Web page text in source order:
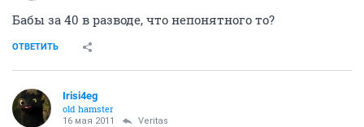
Бабы за 40 в разводе, что непонятного то?
ОТВЕТИТЬ
Irisi4eg
old hamster
16 мая 2011 Veritas